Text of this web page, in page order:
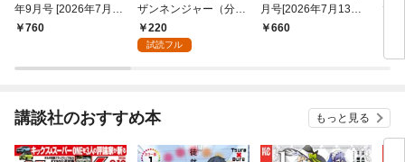
年9月号 [2026年7月31
日発売]
760
ザンネンジャー（分冊
版） 【第1話】
220
試読フル
月号[2026年7月13日
発売]
660
で
講談社のおすすめ本 もっと見る